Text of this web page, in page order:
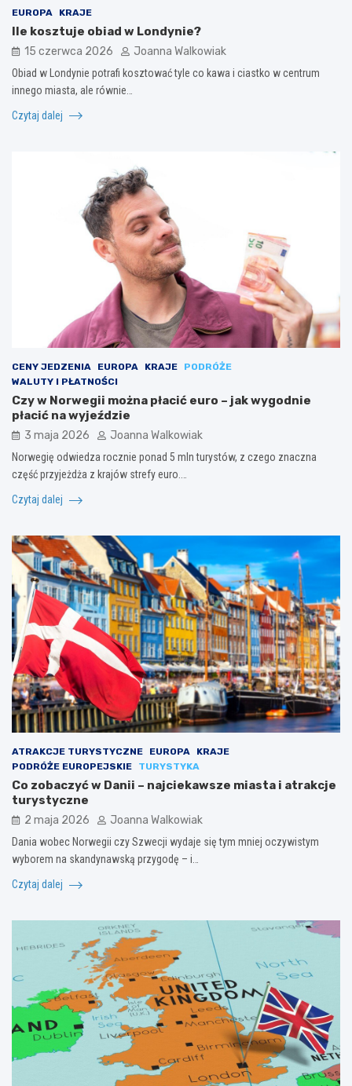
EUROPA KRAJE
Ile kosztuje obiad w Londynie?
15 czerwca 2026 Joanna Walkowiak
Obiad w Londynie potrafi kosztować tyle co kawa i ciastko w centrum
innego miasta, ale równie…
Czytaj dalej
CENY JEDZENIA EUROPA KRAJE
PODRÓŻE
WALUTY I PŁATNOŚCI
Czy w Norwegii można płacić euro – jak wygodnie
płacić na wyjeździe
3 maja 2026 Joanna Walkowiak
Norwegię odwiedza rocznie ponad 5 mln turystów, z czego znaczna
część przyjeżdża z krajów strefy euro.…
Czytaj dalej
ATRAKCJE TURYSTYCZNE EUROPA
KRAJE
PODRÓŻE EUROPEJSKIE
TURYSTYKA
Co zobaczyć w Danii – najciekawsze miasta i atrakcje
turystyczne
2 maja 2026 Joanna Walkowiak
Dania wobec Norwegii czy Szwecji wydaje się tym mniej oczywistym
wyborem na skandynawską przygodę – i…
Czytaj dalej